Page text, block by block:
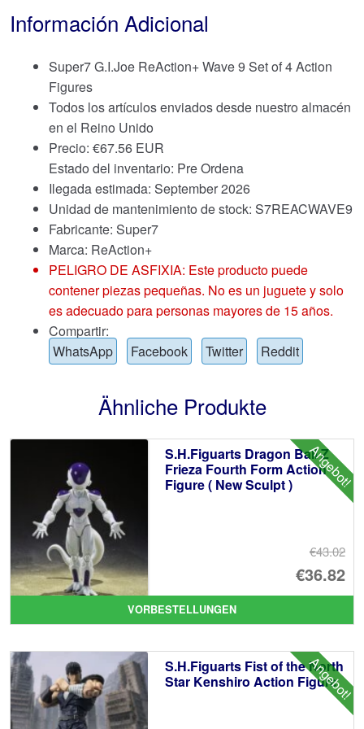
Información Adicional
Super7 G.I.Joe ReAction+ Wave 9 Set of 4 Action
Figures
Todos los artículos enviados desde nuestro almacén
en el Reino Unido
Precio: €67.56 EUR
Estado del inventario: Pre Ordena
Ilegada estimada: September 2026
Unidad de mantenimiento de stock: S7REACWAVE9
Fabricante: Super7
Marca: ReAction+
PELIGRO DE ASFIXIA: Este producto puede
contener piezas pequeñas. No es un juguete y solo
es adecuado para personas mayores de 15 años.
Compartir:
WhatsApp
Facebook Twitter Reddit
Ähnliche Produkte
Angebot!
S.H.Figuarts Dragon Ball Z
Frieza Fourth Form Action
Figure ( New Sculpt )
€43.02
€36.82
VORBESTELLUNGEN
Angebot!
S.H.Figuarts Fist of the North
Star Kenshiro Action Figure